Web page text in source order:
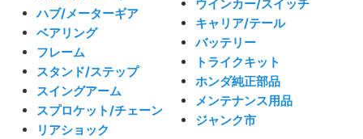
ハブ/メーターギア
ベアリング
フレーム
スタンド/ステップ
スイングアーム
スプロケット/チェーン
リアショック
ウインカー/スイッチ
キャリア/テール
バッテリー
トライクキット
ホンダ純正部品
メンテナンス用品
ジャンク市